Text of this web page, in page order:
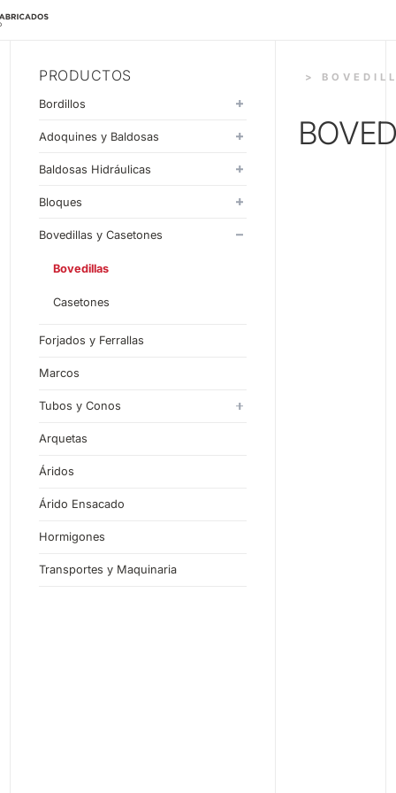
PRODUCTOS
Bordillos
Monocapa
Doblecapa
Adoquines y Baldosas
Adoquines
Baldosas
Baldosas Hidráulicas
20x20
30x30
33x33
40x40
Bloques
Estándar
Liso
Split
Bovedillas y Casetones
Bovedillas
Casetones
Forjados y Ferrallas
Marcos
Tubos y Conos
Tubos de Hormigón en Masa
Tubos de Hormigón Armado
Arquetas
Áridos
Árido Ensacado
Hormigones
Transportes y Maquinaria
>